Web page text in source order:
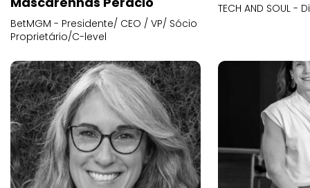
BetMGM - Presidente/ CEO / VP/ Sócio
Proprietário/C-level
TECH AND SOUL